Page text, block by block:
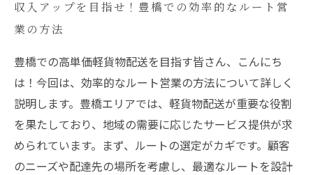
収入アップを目指せ！豊橋での効率的なルート営
業の方法
豊橋での高単価軽貨物配送を目指す皆さん、こんにち
は！今回は、効率的なルート営業の方法について詳しく
説明します。豊橋エリアでは、軽貨物配送が重要な役割
を果たしており、地域の需要に応じたサービス提供が求
められています。まず、ルートの選定がカギです。顧客
のニーズや配達先の場所を考慮し、最適なルートを設計